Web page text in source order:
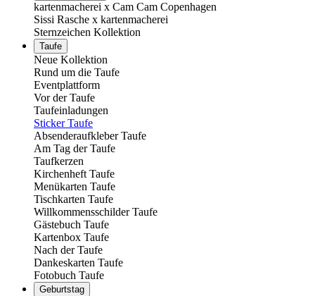
kartenmacherei x Cam Cam Copenhagen
Sissi Rasche x kartenmacherei
Sternzeichen Kollektion
Taufe
Neue Kollektion
Rund um die Taufe
Eventplattform
Vor der Taufe
Taufeinladungen
Sticker Taufe
Absenderaufkleber Taufe
Am Tag der Taufe
Taufkerzen
Kirchenheft Taufe
Menükarten Taufe
Tischkarten Taufe
Willkommensschilder Taufe
Gästebuch Taufe
Kartenbox Taufe
Nach der Taufe
Dankeskarten Taufe
Fotobuch Taufe
Geburtstag